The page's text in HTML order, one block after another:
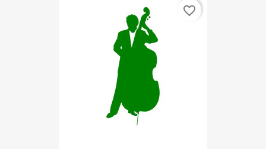
favorite_border